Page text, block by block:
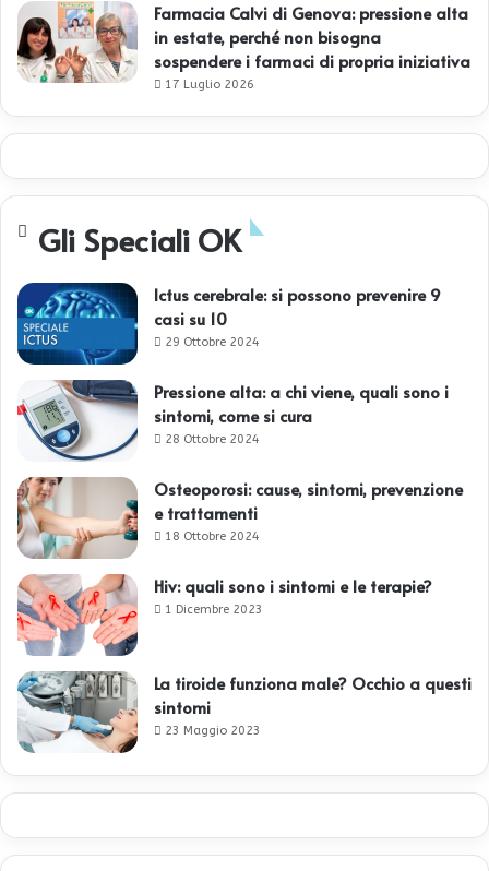
Farmacia Calvi di Genova: pressione alta
in estate, perché non bisogna
sospendere i farmaci di propria iniziativa
17 Luglio 2026
Gli Speciali OK
Ictus cerebrale: si possono prevenire 9
casi su 10
29 Ottobre 2024
Pressione alta: a chi viene, quali sono i
sintomi, come si cura
28 Ottobre 2024
Osteoporosi: cause, sintomi, prevenzione
e trattamenti
18 Ottobre 2024
Hiv: quali sono i sintomi e le terapie?
1 Dicembre 2023
La tiroide funziona male? Occhio a questi
sintomi
23 Maggio 2023